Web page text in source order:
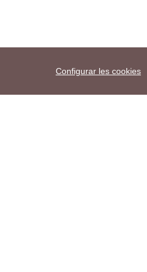
Configurar les cookies